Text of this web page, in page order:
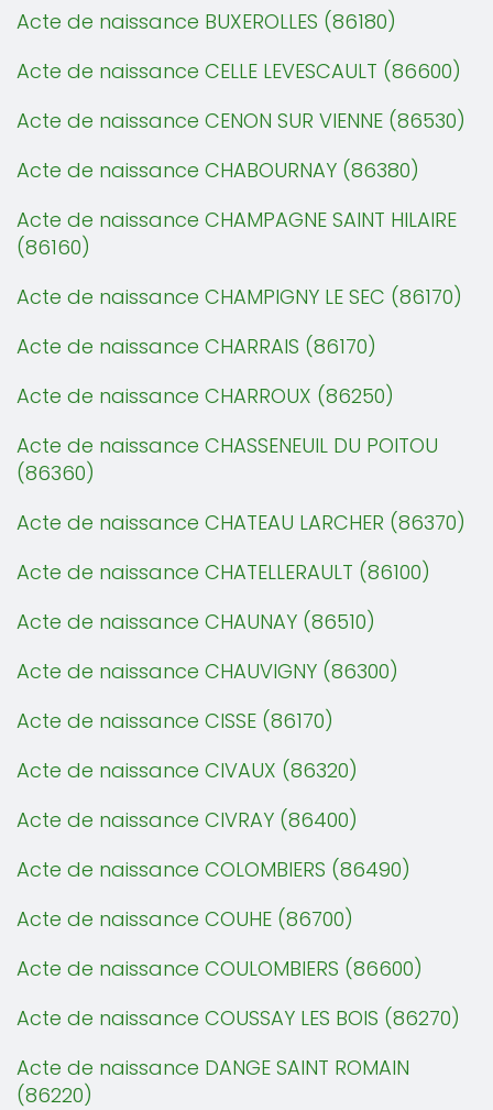
Acte de naissance BUXEROLLES (86180)
Acte de naissance CELLE LEVESCAULT (86600)
Acte de naissance CENON SUR VIENNE (86530)
Acte de naissance CHABOURNAY (86380)
Acte de naissance CHAMPAGNE SAINT HILAIRE
(86160)
Acte de naissance CHAMPIGNY LE SEC (86170)
Acte de naissance CHARRAIS (86170)
Acte de naissance CHARROUX (86250)
Acte de naissance CHASSENEUIL DU POITOU
(86360)
Acte de naissance CHATEAU LARCHER (86370)
Acte de naissance CHATELLERAULT (86100)
Acte de naissance CHAUNAY (86510)
Acte de naissance CHAUVIGNY (86300)
Acte de naissance CISSE (86170)
Acte de naissance CIVAUX (86320)
Acte de naissance CIVRAY (86400)
Acte de naissance COLOMBIERS (86490)
Acte de naissance COUHE (86700)
Acte de naissance COULOMBIERS (86600)
Acte de naissance COUSSAY LES BOIS (86270)
Acte de naissance DANGE SAINT ROMAIN
(86220)